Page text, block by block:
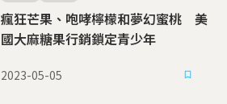
瘋狂芒果、咆哮檸檬和夢幻蜜桃 美
國大麻糖果行銷鎖定青少年
2023-05-05